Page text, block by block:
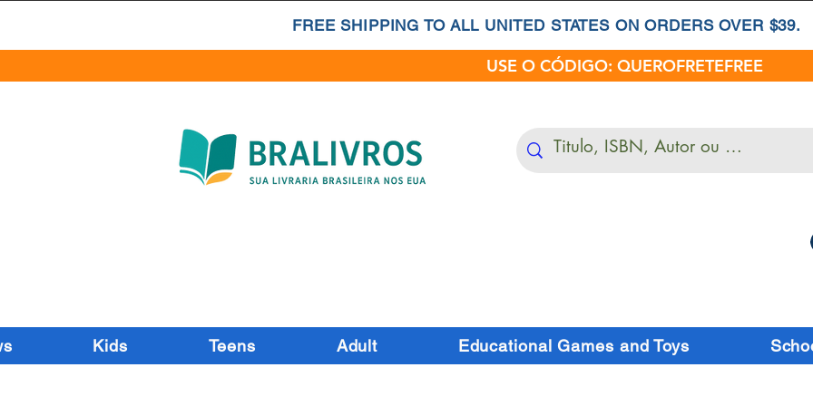
FREE SHIPPING TO ALL UNITED STATES ON ORDERS OVER $39.
USE O CÓDIGO: QUEROFRETEFREE
Kids Teens Adult Educational Games and Toys